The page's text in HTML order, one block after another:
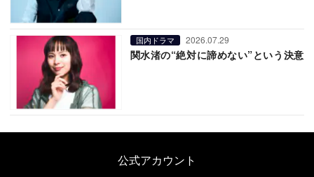
国内ドラマ 2026.07.29
関水渚の“絶対に諦めない”という決意
公式アカウント